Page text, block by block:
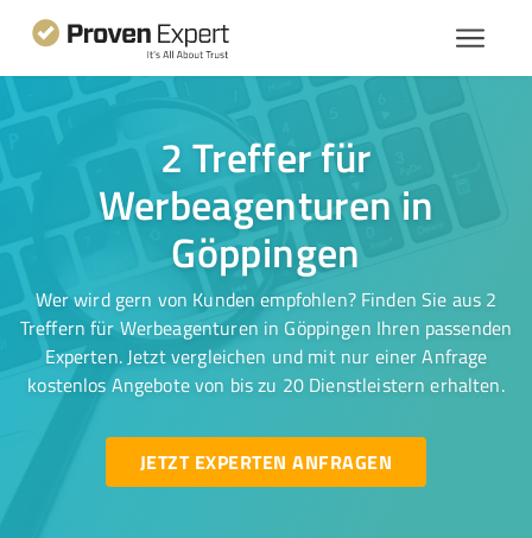
2 Treffer für
Werbeagenturen in
Göppingen
Wer wird gern von Kunden empfohlen? Finden Sie aus 2
Treffern für Werbeagenturen in Göppingen Ihren passenden
Experten. Jetzt vergleichen und mit nur einer Anfrage
kostenlos Angebote von bis zu 20 Dienstleistern erhalten.
JETZT EXPERTEN ANFRAGEN